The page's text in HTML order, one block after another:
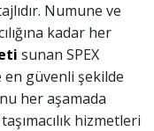
Numune ve
kadar her
sunan SPEX
en güvenli şekilde
her aşamada
hizmetleri